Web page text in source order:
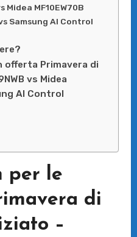
Midea MF10EW70B
Samsung AI Control
Primavera di
vs Midea
AI Control
per le
di
–